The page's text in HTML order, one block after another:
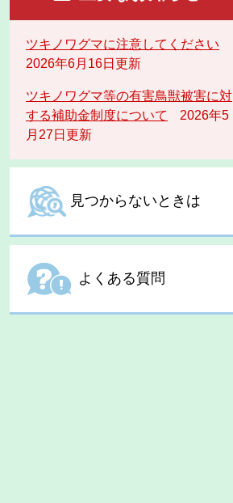
ツキノワグマに注意してください
2026年6月16日更新
ツキノワグマ等の有害鳥獣被害に対
する補助金制度について
2026年5
月27日更新
見つからないときは
よくある質問